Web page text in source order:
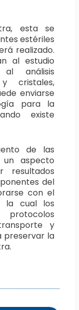
esta se
estériles
realizado.
al estudio
análisis
cristales,
enviarse
para la
existe
de las
aspecto
resultados
del
con el
la cual los
protocolos
y
preservar la